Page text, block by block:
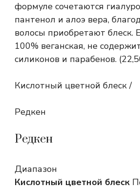
формуле сочетаются
пантенол и алоэ вера,
волосы приобретают блеск.
100% веганская, не
силиконов и парабенов.
Кислотный цветной блеск /
Редкен
Редкен
Диапазон
Кислотный цветной блеск